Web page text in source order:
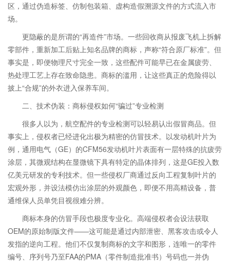
区，通过伪造标签、仿制包装箱、虚构造假溯源文件的方式流入市
场。
更隐蔽的是所谓的“再造件”市场。一些回收商从报废飞机上拆解
零部件，重新加工后贴上知名品牌的商标，声称“符合原厂标准”。但
事实是，即便物理尺寸完全一致，这些配件可能早已在金属疲劳、
热处理工艺上存在致命隐患。商标的滥用，让这些真正的危险得以
披上“合规”的外衣进入保养车间。
二、技术伪装：商标侵权如何“骗过”专业检测
很多人以为，航空配件的专业检测可以轻易认出假冒商品。但
事实上，侵权者已经进化出极为精密的仿冒技术。以发动机叶片为
例，通用电气（GE）的CFM56发动机叶片表面有一层特殊的抗疲劳
涂层，其微观结构在显微镜下具有特定的晶体排列，这是GE投入数
亿美元研发的专利技术。但一些侵权厂商通过反向工程复制叶片的
宏观外形，并设法模仿出涂层的外观颜色，即便不用高精设备，普
通维保人员单凭目视很难分辨。
商标本身的仿冒手段也极度专业化。高端侵权者会设法获取
OEM的原始制版文件——这可能是通过内部泄密、黑客攻击或令人
发指的逆向工程。他们不仅复制商标的文字和图形，连唯一的零件
编号、序列号乃至FAA的PMA（零件制造批准书）号码也一并伪